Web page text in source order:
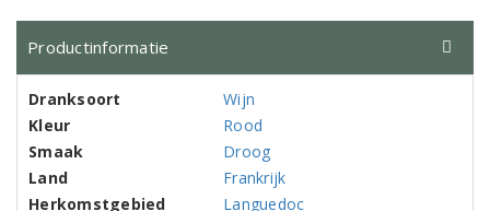
Productinformatie
Dranksoort
Wijn
Kleur
Rood
Smaak
Droog
Land
Frankrijk
Herkomstgebied
Languedoc